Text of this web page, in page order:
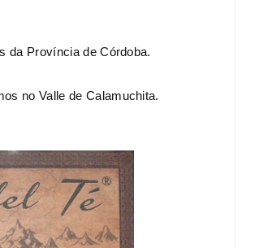
da Província de Córdoba.
no Valle de Calamuchita.